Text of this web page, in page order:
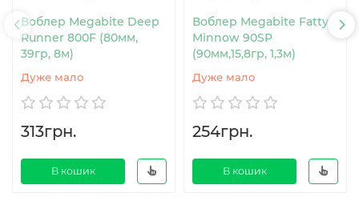
Воблер Megabite Deep
Runner 800F (80мм,
39гр, 8м)
Дуже мало
313грн.
В кошик
Воблер Megabite Fatty
Minnow 90SP
(90мм,15,8гр, 1,3м)
Дуже мало
254грн.
В кошик